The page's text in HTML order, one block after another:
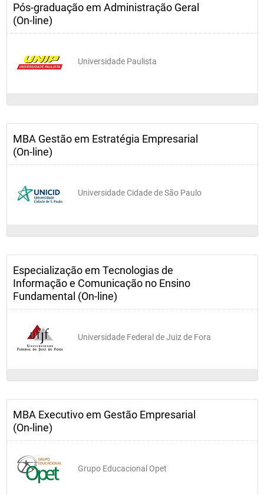
Pós-graduação em Administração Geral
(On-line)
Universidade Paulista
MBA Gestão em Estratégia Empresarial
(On-line)
Universidade Cidade de São Paulo
Especialização em Tecnologias de
Informação e Comunicação no Ensino
Fundamental (On-line)
Universidade Federal de Juiz de Fora
MBA Executivo em Gestão Empresarial
(On-line)
Grupo Educacional Opet